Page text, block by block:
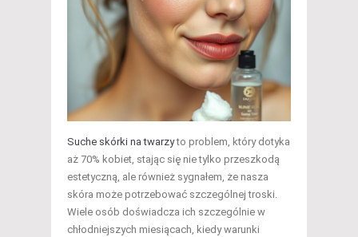
Suche skórki na twarzyto problem, który dotyka
aż 70% kobiet, stając się nie tylko przeszkodą
estetyczną, ale również sygnałem, że nasza
skóra może potrzebować szczególnej troski.
Wiele osób doświadcza ich szczególnie w
chłodniejszych miesiącach, kiedy warunki